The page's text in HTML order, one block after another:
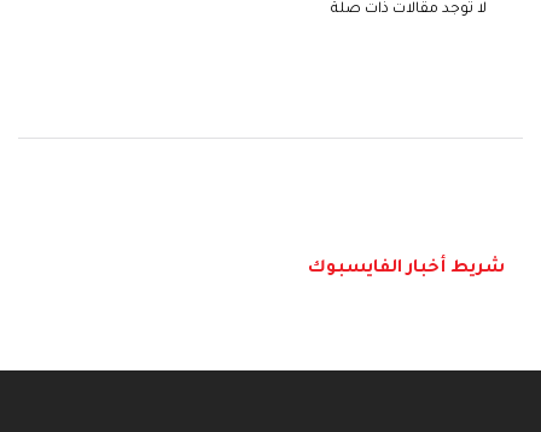
لا توجد مقالات ذات صلة
شريط أخبار الفايسبوك